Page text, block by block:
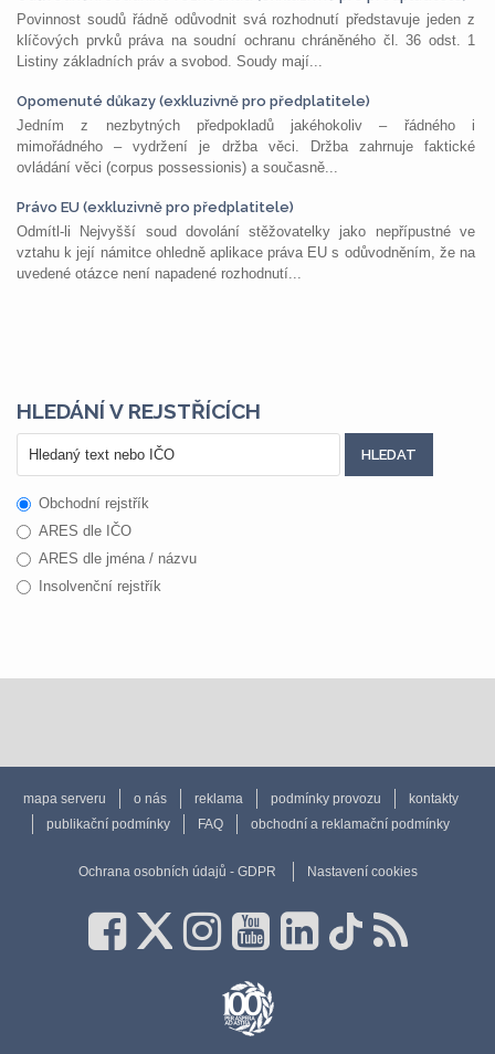
Povinnost soudů řádně odůvodnit svá rozhodnutí představuje jeden z
klíčových prvků práva na soudní ochranu chráněného čl. 36 odst. 1
Listiny základních práv a svobod. Soudy mají...
Opomenuté důkazy (exkluzivně pro předplatitele)
Jedním z nezbytných předpokladů jakéhokoliv – řádného i
mimořádného – vydržení je držba věci. Držba zahrnuje faktické
ovládání věci (corpus possessionis) a současně...
Právo EU (exkluzivně pro předplatitele)
Odmítl-li Nejvyšší soud dovolání stěžovatelky jako nepřípustné ve
vztahu k její námitce ohledně aplikace práva EU s odůvodněním, že na
uvedené otázce není napadené rozhodnutí...
HLEDÁNÍ V REJSTŘÍCÍCH
Obchodní rejstřík
ARES dle IČO
ARES dle jména / názvu
Insolvenční rejstřík
mapa serveru o nás reklama podmínky provozu
kontakty
publikační podmínky
FAQ obchodní a reklamační podmínky
Ochrana osobních údajů - GDPR Nastavení cookies